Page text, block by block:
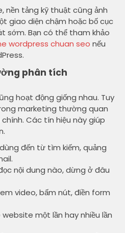
nền tảng kỹ thuật cũng ảnh
giao diện chậm hoặc bố cục
sớm. Bạn có thể tham khảo
wordpress chuan seo nếu
phân tích
hoạt động giống nhau. Tuy
marketing thường quan
Các tín hiệu này giúp
đến từ tìm kiếm, quảng
nội dung nào, dừng ở đâu
video, bấm nút, điền form
website một lần hay nhiều lần